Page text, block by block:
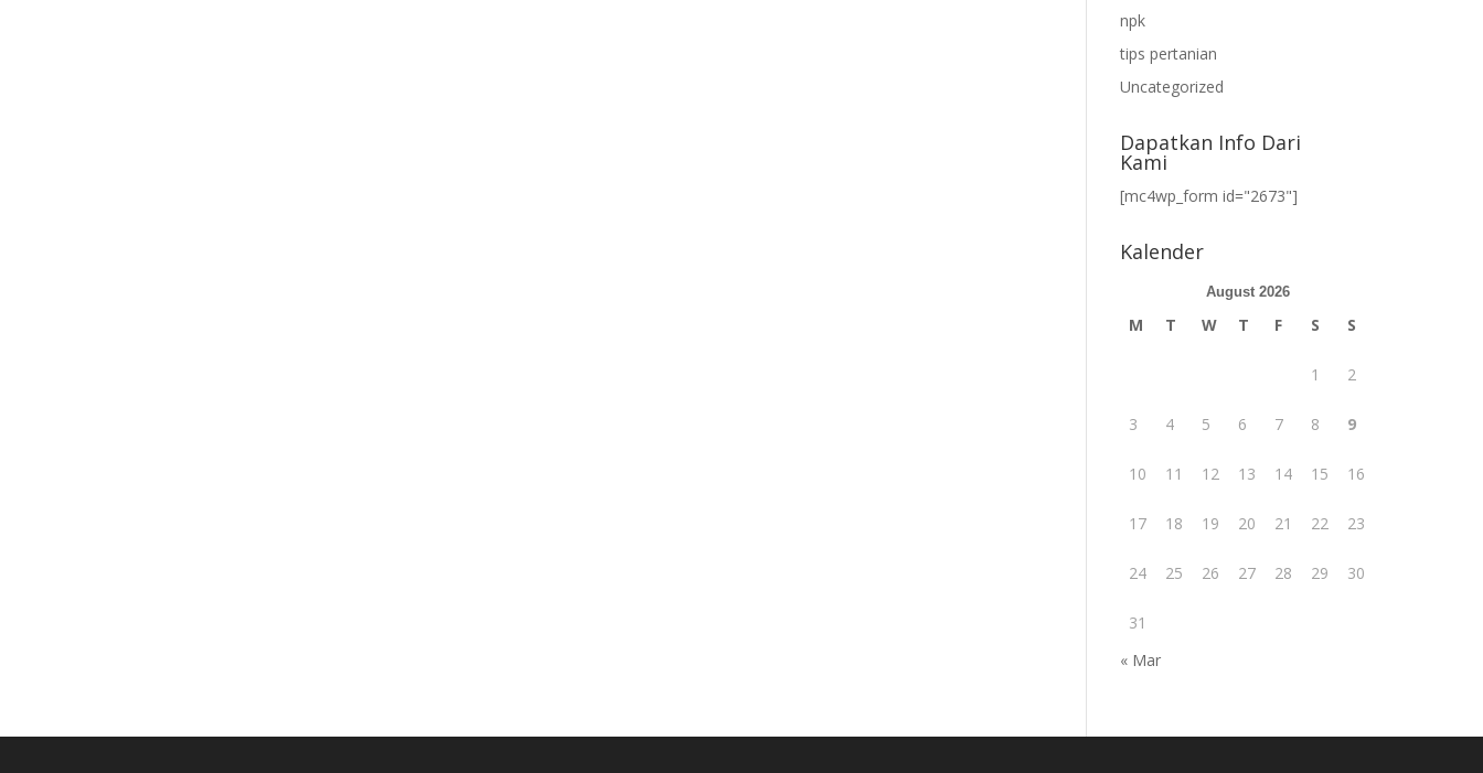
npk
tips pertanian
Uncategorized
Dapatkan Info Dari
Kami
[mc4wp_form id="2673"]
Kalender
August 2026
M T W T F S S
1 2
3 4 5 6 7 8 9
10 11 12 13 14 15 16
17 18 19 20 21 22 23
24 25 26 27 28 29 30
31
« Mar